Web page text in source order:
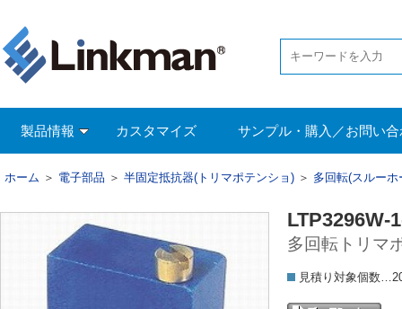
製品情報 カスタマイズ サンプル・購入／お問い
ホーム ＞ 電子部品 ＞ 半固定抵抗器(トリマポテンショ) ＞ 多回転(スルーホ
LTP3296W-
多回転トリマ
見積り対象個数